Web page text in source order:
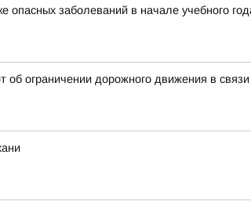
опасных заболеваний в начале учебного
об ограничении дорожного движения в